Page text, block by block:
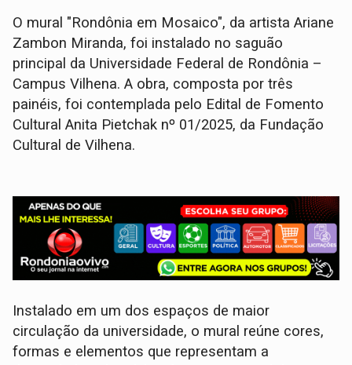
O mural "Rondônia em Mosaico", da artista Ariane
Zambon Miranda, foi instalado no saguão
principal da Universidade Federal de Rondônia –
Campus Vilhena. A obra, composta por três
painéis, foi contemplada pelo Edital de Fomento
Cultural Anita Pietchak nº 01/2025, da Fundação
Cultural de Vilhena.
Instalado em um dos espaços de maior
circulação da universidade, o mural reúne cores,
formas e elementos que representam a